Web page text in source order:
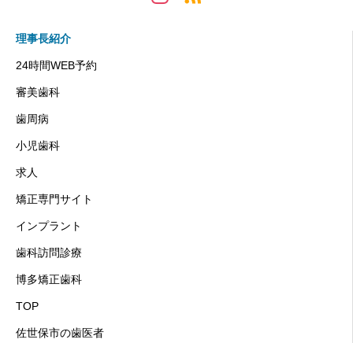
理事長紹介
24時間WEB予約
審美歯科
歯周病
小児歯科
求人
矯正専門サイト
インプラント
歯科訪問診療
博多矯正歯科
TOP
佐世保市の歯医者